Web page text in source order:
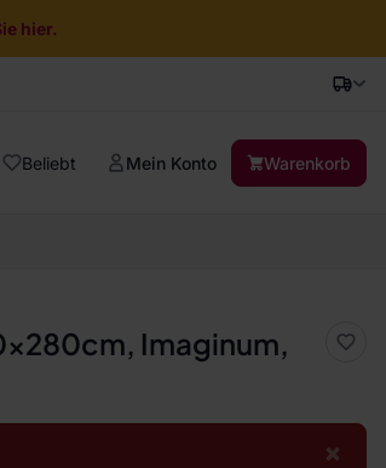
hier.
Beliebt Mein Konto Warenkorb
Imaginum,
×